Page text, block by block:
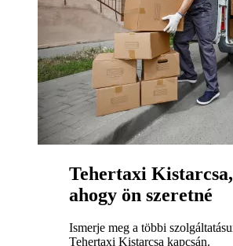
Tehertaxi Kistarcsa,
ahogy ön szeretné
Ismerje meg a többi
Tehertaxi Kistarcsa kapcsán.